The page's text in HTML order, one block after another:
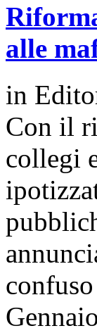
alle
in
Con il
collegi